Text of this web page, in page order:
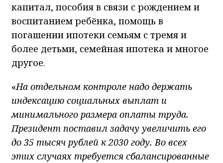
капитал, пособия в связи с рождением и
воспитанием ребёнка, помощь в
погашении ипотеки семьям с тремя и
более детьми, семейная ипотека и многое
другое.
«На отдельном контроле надо держать
индексацию социальных выплат и
минимального размера оплаты труда.
Президент поставил задачу увеличить его
до 35 тысяч рублей к 2030 году. Во всех
этих случаях требуется сбалансированные